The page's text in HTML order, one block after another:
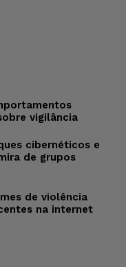
vigilância
cibernéticos e
de grupos
de violência
na internet